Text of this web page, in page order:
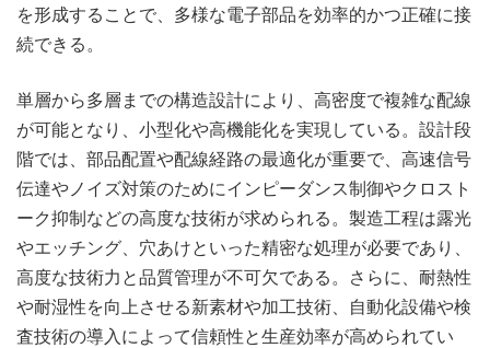
を形成することで、多様な電子部品を効率的かつ正確に接
続できる。
単層から多層までの構造設計により、高密度で複雑な配線
が可能となり、小型化や高機能化を実現している。設計段
階では、部品配置や配線経路の最適化が重要で、高速信号
伝達やノイズ対策のためにインピーダンス制御やクロスト
ーク抑制などの高度な技術が求められる。製造工程は露光
やエッチング、穴あけといった精密な処理が必要であり、
高度な技術力と品質管理が不可欠である。さらに、耐熱性
や耐湿性を向上させる新素材や加工技術、自動化設備や検
査技術の導入によって信頼性と生産効率が高められてい